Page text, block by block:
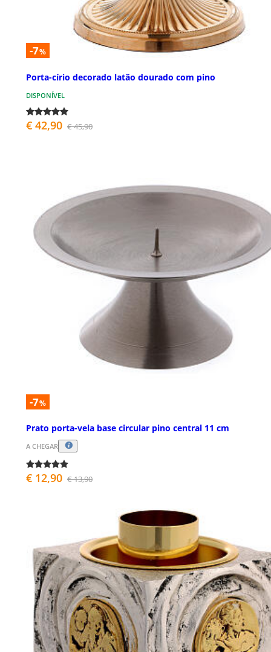
-7%
Porta-círio decorado latão dourado com pino
DISPONÍVEL
€ 42,90 € 45,90
-7%
Prato porta-vela base circular pino central 11 cm
A CHEGAR
€ 12,90 € 13,90